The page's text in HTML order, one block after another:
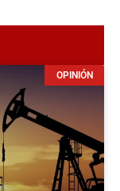
OPINIÓN